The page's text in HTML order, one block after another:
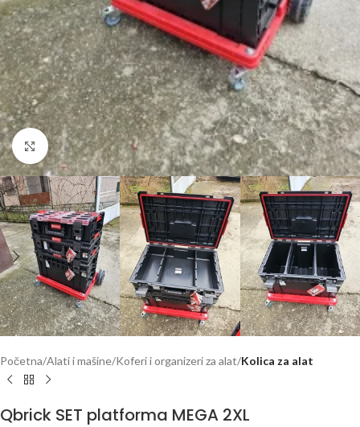
Kliknite za uvećanje
Početna Alati i mašine Koferi i organizeri za alat Kolica za alat
Qbrick SET platforma MEGA 2XL